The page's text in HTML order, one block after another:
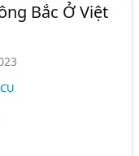
Bắc Ở Việt